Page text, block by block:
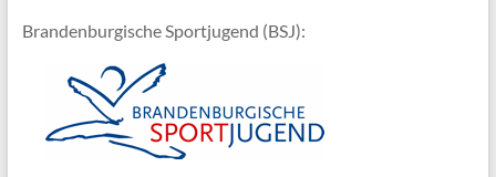
Brandenburgische Sportjugend (BSJ):